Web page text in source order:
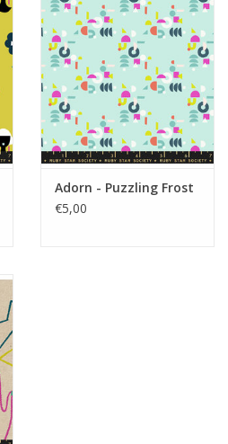
Adorn - Puzzling Frost
€5,00